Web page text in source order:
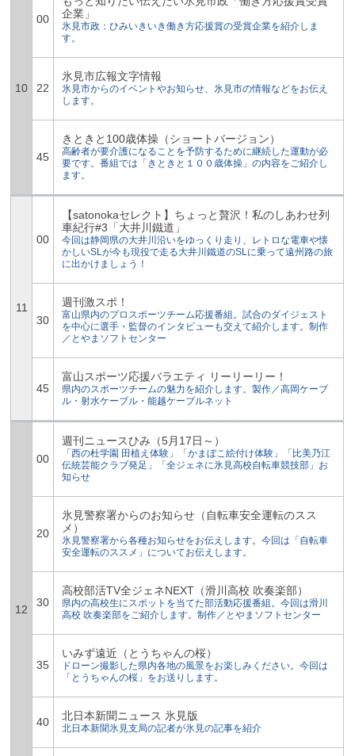
10
00
企業」
氷見市政：ひみいきいき働き方応援賞の受賞企業を紹介しま
す。
22
氷見市広報文字情報
氷見市からのイベントやお知らせ、氷見市の情報などをお伝え
します。
45
きときと100歳体操（ショートバージョン）
高齢者が要介護になることを予防するために継続した運動が必
要です。番組では「きときと１００歳体操」の内容をご紹介し
ます。
11
00
【satonokaセレクト】ちょっと贅沢！私のしあわせ列
車紀行#3「大井川鐵道」
今回は静岡県の大井川沿いをゆっくり走り、レトロな電車や懐
かしいSLが今も現役で走る大井川鐵道のSLに乗って遠州路の旅
に出かけましょう！
30
週刊激スポ！
富山県内のプロスポーツチーム応援番組。試合のダイジェスト
を中心に選手・監督のインタビューも交えて紹介します。制作
／とやまソフトセンター
45
富山スポーツ応援バラエティ リーリーリー！
県内のスポーツチームの魅力を紹介します。製作／高岡ケーブ
ル・射水ケーブル・能越ケーブルネット
12
00
週刊ニュースひみ（5月17日～）
「西の杜学園 田植え体験」「かまぼこ絵付け体験」「比美乃江
伝統芸能クラブ発足」「全ジェネに氷見高校自転車競技部」お
知らせ
20
氷見警察署からのお知らせ（自転車安全運転のスス
メ）
氷見警察署から各種お知らせをお伝えします。今回は「自転車
安全運転のススメ」についてお伝えします。
30
高校部活TV全ジェネNEXT（滑川高校 吹奏楽部）
県内の高校生にスポットを当てた部活動応援番組。今回は滑川
高校 吹奏楽部をご紹介します。制作／とやまソフトセンター
35
いみず遠近（とうちゃんの桜）
ドローン撮影した県内各地の風景をお楽しみください。今回は
「とうちゃんの桜」をお送りします。
40 北日本新聞ニュース 氷見版
北日本新聞氷見支局の記者が氷見の記事を紹介